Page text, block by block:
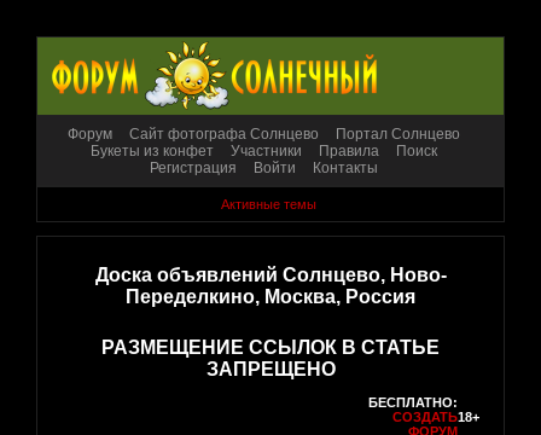
Форум Сайт фотографа Солнцево
Портал Солнцево
Букеты из конфет
Участники Правила
Поиск
Регистрация
Войти Контакты
Активные темы
Доска объявлений Солнцево, Ново-
Переделкино, Москва, Россия
РАЗМЕЩЕНИЕ ССЫЛОК В СТАТЬЕ
ЗАПРЕЩЕНО
БЕСПЛАТНО:
СОЗДАТЬ
ФОРУМ
18+